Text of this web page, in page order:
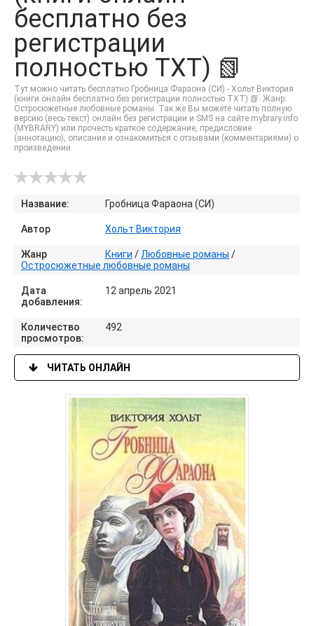
бесплатно без
регистрации
полностью TXT) 📗
Тут можно читать бесплатно Гробница Фараона (СИ) - Хольт Виктория
(книги онлайн бесплатно без регистрации полностью TXT) 📗. Жанр:
Остросюжетные любовные романы. Так же Вы можете читать полную
версию (весь текст) онлайн без регистрации и SMS на сайте mybrary.info
(MYBRARY) или прочесть краткое содержание, предисловие
(аннотацию), описание и ознакомиться с отзывами (комментариями) о
произведении.
Название: Гробница Фараона (СИ)
Автор Хольт Виктория
Жанр Книги / Любовные романы /
Остросюжетные любовные романы
Дата
добавления:
12 апрель 2021
Количество
просмотров:
492
ЧИТАТЬ ОНЛАЙН